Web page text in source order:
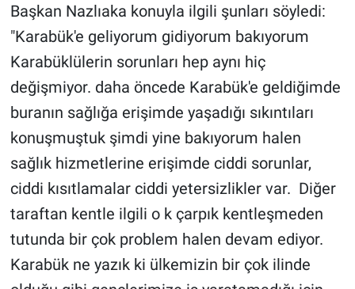
Başkan Nazlıaka konuyla ilgili şunları söyledi:
"Karabük'e geliyorum gidiyorum bakıyorum
Karabüklülerin sorunları hep aynı hiç
değişmiyor. daha öncede Karabük'e geldiğimde
buranın sağlığa erişimde yaşadığı sıkıntıları
konuşmuştuk şimdi yine bakıyorum halen
sağlık hizmetlerine erişimde ciddi sorunlar,
ciddi kısıtlamalar ciddi yetersizlikler var. Diğer
taraftan kentle ilgili o k çarpık kentleşmeden
tutunda bir çok problem halen devam ediyor.
Karabük ne yazık ki ülkemizin bir çok ilinde